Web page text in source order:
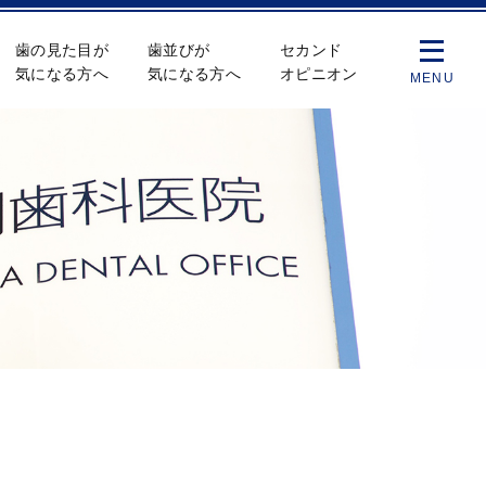
歯の見た目が
気になる方へ
歯並びが
気になる方へ
セカンド
オピニオン